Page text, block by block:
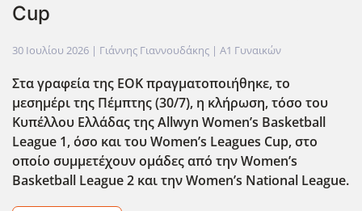
Cup
30 Ιουλίου 2026 | Γιάννης Γιαννουδάκης | Α1 Γυναικών
Στα γραφεία της ΕΟΚ πραγματοποιήθηκε, το
μεσημέρι της Πέμπτης (30/7), η κλήρωση, τόσο του
Κυπέλλου Ελλάδας της Allwyn Women’s Basketball
League 1, όσο και του Women’s Leagues Cup, στο
οποίο συμμετέχουν ομάδες από την Women’s
Basketball League2 και την Women’s National League.